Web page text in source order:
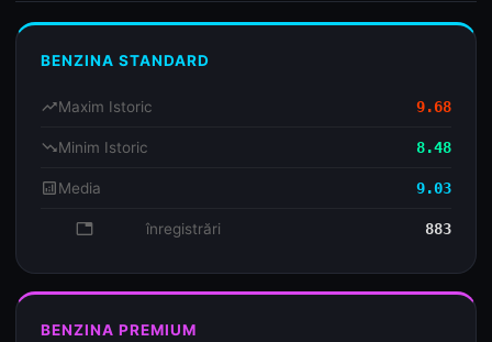
BENZINA STANDARD
trending_upMaxim Istoric 9.68
trending_downMinim Istoric 8.48
analyticsMedia 9.03
database înregistrări 883
BENZINA PREMIUM